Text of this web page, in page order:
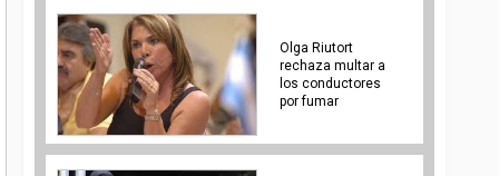
Olga Riutort
rechaza multar a
los conductores
por fumar